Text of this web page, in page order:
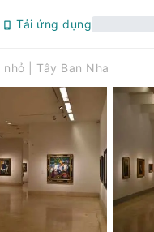
Tải ứng dụng
| Tây Ban Nha